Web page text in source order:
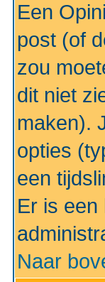
Een
post (of
zou
dit niet
maken).
opties
een
Er is een
Naar